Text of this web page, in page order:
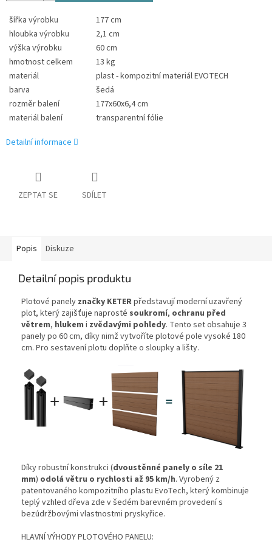
šířka výrobku
177 cm
hloubka výrobku
2,1 cm
výška výrobku
60 cm
hmotnost celkem
13 kg
materiál
plast - kompozitní materiál EVOTECH
barva
šedá
rozměr balení
177x60x6,4 cm
materiál balení
transparentní fólie
Detailní informace
ZEPTAT SE SDÍLET
Popis Diskuze
Detailní popis produktu
Plotové panely značky KETERpředstavují moderní uzavřený
plot, který zajišťuje naprosté soukromí, ochranu před
větrem, hlukem i zvědavými pohledy. Tento set obsahuje 3
panely po 60 cm, díky nimž vytvoříte plotové pole vysoké 180
cm. Pro sestavení plotu doplňte o sloupky a lišty.
Díky robustní konstrukci (dvoustěnné panely o síle 21
mm) odolá větru o rychlosti až 95 km/h. Vyrobený z
patentovaného kompozitního plastu EvoTech, který kombinuje
teplý vzhled dřeva zde v šedém barevném provedení s
bezúdržbovými vlastnostmi pryskyřice.
HLAVNÍ VÝHODY PLOTOVÉHO PANELU: